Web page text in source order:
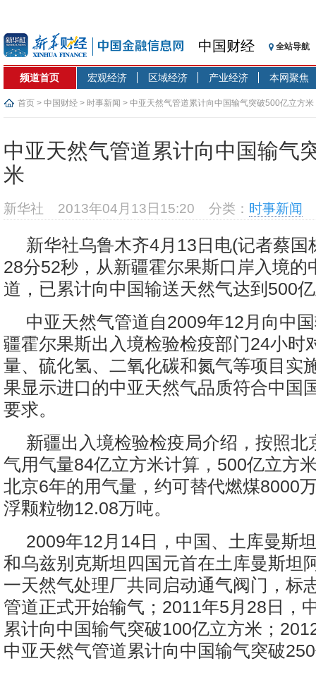
中国财经 全站导航
频道首页 宏观经济 区域经济 产业经济 本网聚焦
首页 > 中国财经 > 时事新闻 > 中亚天然气管道累计向中国输气突破500亿立方米
中亚天然气管道累计向中国输气
米
新华社 2013年04月13日15:20 分类： 时事新闻
新华社乌鲁木齐4月13日电(记者蔡国
28分52秒，从新疆霍尔果斯口岸入境的
道，已累计向中国输送天然气达到500
中亚天然气管道自2009年12月向中
疆霍尔果斯出入境检验检疫部门24小时
量、硫化氢、二氧化碳和氮气等项目实
果显示进口的中亚天然气品质符合中国
要求。
新疆出入境检验检疫局介绍，按照北
气用气量84亿立方米计算，500亿立方
北京6年的用气量，约可替代燃煤8000
浮颗粒物12.08万吨。
2009年12月14日，中国、土库曼斯
和乌兹别克斯坦四国元首在土库曼斯坦
一天然气处理厂共同启动通气阀门，标
管道正式开始输气；2011年5月28日，
累计向中国输气突破100亿立方米；
中亚天然气管道累计向中国输气突破